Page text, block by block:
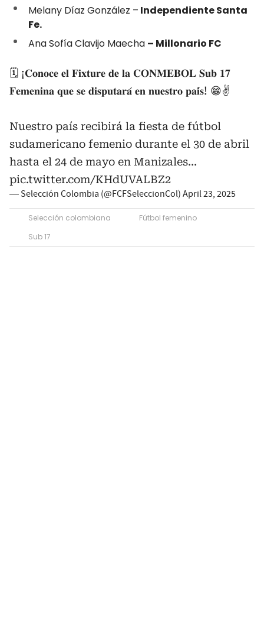
Melany Díaz González – Independiente Santa
Fe.
Ana Sofía Clavijo Maecha – Millonario FC
🗓️ ¡𝐂𝐨𝐧𝐨𝐜𝐞 𝐞𝐥 𝐅𝐢𝐱𝐭𝐮𝐫𝐞 𝐝𝐞 𝐥𝐚 𝐂𝐎𝐍𝐌𝐄𝐁𝐎𝐋 𝐒𝐮𝐛 𝟏𝟕
𝐅𝐞𝐦𝐞𝐧𝐢𝐧𝐚 𝐪𝐮𝐞 𝐬𝐞 𝐝𝐢𝐬𝐩𝐮𝐭𝐚𝐫𝐚́ 𝐞𝐧 𝐧𝐮𝐞𝐬𝐭𝐫𝐨 𝐩𝐚𝐢́𝐬! 😁✌️
Nuestro país recibirá la fiesta de fútbol
sudamericano femenio durante el 30 de abril
hasta el 24 de mayo en Manizales…
pic.twitter.com/KHdUVALBZ2
— Selección Colombia (@FCFSeleccionCol) April 23, 2025
Selección colombiana
Fútbol femenino
Sub 17